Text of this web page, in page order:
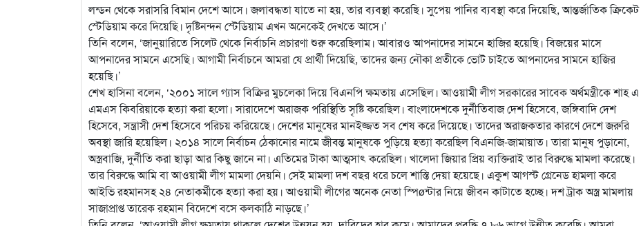
লন্ডন থেকে সরাসরি বিমান দেশে আসে। জলাবদ্ধতা যাতে না হয়, তার ব্যবস্থা করেছি। সুপেয় পানির ব্যবস্থা করে দিয়েছি, আন্তর্জাতিক ক্রিকেট
স্টেডিয়াম করে দিয়েছি। দৃষ্টিনন্দন স্টেডিয়াম এখন অনেকেই দেখতে আসে।’
তিনি বলেন, ‘জানুয়ারিতে সিলেট থেকে নির্বাচনি প্রচারণা শুরু করেছিলাম। আবারও আপনাদের সামনে হাজির হয়েছি। বিজয়ের মাসে
আপনাদের সামনে এসেছি। আগামী নির্বাচনে আমরা যে প্রার্থী দিয়েছি, তাদের জন্য নৌকা প্রতীকে ভোট চাইতে আপনাদের সামনে হাজির
হয়েছি।’
শেখ হাসিনা বলেন, ‘২০০১ সালে গ্যাস বিক্রির মুচলেকা দিয়ে বিএনপি ক্ষমতায় এসেছিল। আওয়ামী লীগ সরকারের সাবেক অর্থমন্ত্রীকে শাহ এ
এমএস কিবরিয়াকে হত্যা করা হলো। সারাদেশে অরাজক পরিস্থিতি সৃষ্টি করেছিল। বাংলাদেশকে দুর্নীতিবাজ দেশ হিসেবে, জঙ্গিবাদি দেশ
হিসেবে, সন্ত্রাসী দেশ হিসেবে পরিচয় করিয়েছে। দেশের মানুষের মানইজ্জত সব শেষ করে দিয়েছে। তাদের অরাজকতার কারণে দেশে জরুরি
অবস্থা জারি হয়েছিল। ২০১৪ সালে নির্বাচন ঠেকানোর নামে জীবন্ত মানুষকে পুড়িয়ে হত্যা করেছিল বিএনজি-জামায়াত। তারা মানুষ পুড়ানো,
অস্ত্রবাজি, দুর্নীতি করা ছাড়া আর কিছু জানে না। এতিমের টাকা আত্মসাৎ করেছিল। খালেদা জিয়ার প্রিয় ব্যক্তিরাই তার বিরুদ্ধে মামলা করেছে।
তার বিরুদ্ধে আমি বা আওয়ামী লীগ মামলা দেয়নি। সেই মামলা দশ বছর ধরে চলে শাস্তি দেয়া হয়েছে। একুশ আগস্ট গ্রেনেড হামলা করে
আইভি রহমানসহ ২৪ নেতাকর্মীকে হত্যা করা হয়। আওয়ামী লীগের অনেক নেতা স্পিøন্টার নিয়ে জীবন কাটাতে হচ্ছে। দশ ট্রাক অস্ত্র মামলায়
সাজাপ্রাপ্ত তারেক রহমান বিদেশে বসে কলকাঠি নাড়ছে।’